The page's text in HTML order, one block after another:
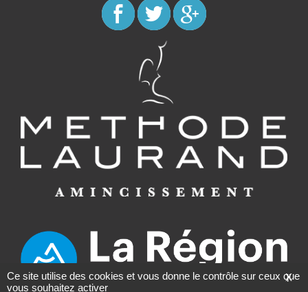
X
Ce site utilise des cookies et vous donne le contrôle sur ceux que
vous souhaitez activer